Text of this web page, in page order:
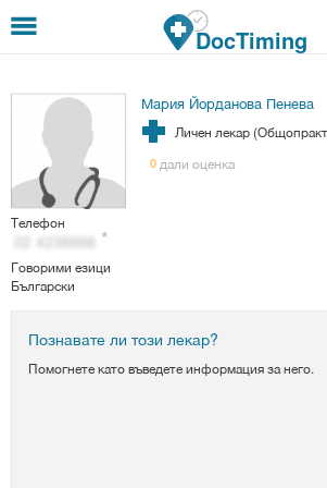
Премини към основното съдържание
DocTiming
Мария Йорданова Пенева
Личен лекар
0 дали оценка
Телефон
Говорими езици
Български
Познавате ли този лекар?
Помогнете като въведете информация за него.